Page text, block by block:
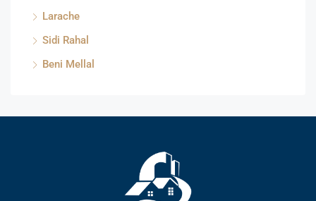
Larache
Sidi Rahal
Beni Mellal